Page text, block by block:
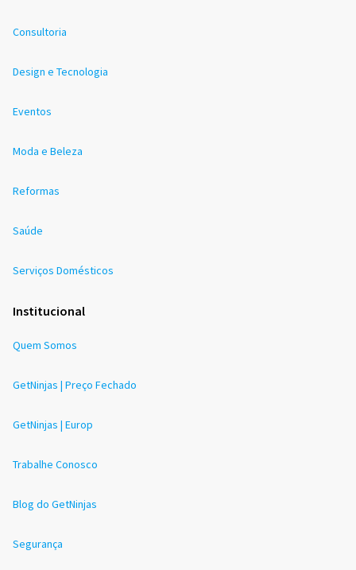
Consultoria
Design e Tecnologia
Eventos
Moda e Beleza
Reformas
Saúde
Serviços Domésticos
Institucional
Quem Somos
GetNinjas | Preço Fechado
GetNinjas | Europ
Trabalhe Conosco
Blog do GetNinjas
Segurança